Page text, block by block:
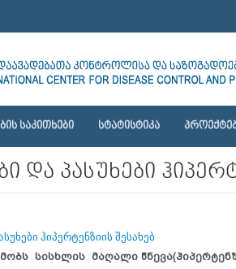
ᲡᲐᲙᲘᲗᲮᲔᲑᲘ ᲡᲢᲐᲢᲘᲡᲢᲘᲙᲐ
და პასუხები
ჰიპერტენზიის შესახებ
სისხლის მაღალი წნევა